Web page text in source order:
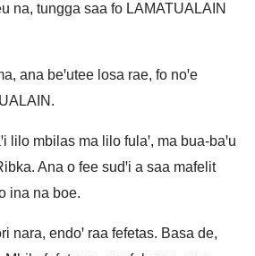
na, tungga saa fo LAMATUALAIN
ana beꞌutee losa rae, fo noꞌe
lilo mbilas ma lilo fulaꞌ, ma bua-baꞌu
Ana o fee sudꞌi a saa mafelit
ina na boe.
nara, endoꞌ raa fefetas. Basa de,